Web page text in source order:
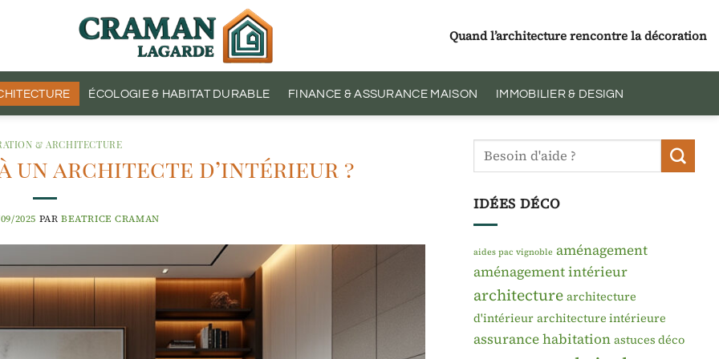
Quand l’architecture rencontre la décoration
ÉCOLOGIE & HABITAT DURABLE FINANCE & ASSURANCE MAISON IMMOBILIER & DESIGN
& ARCHITECTURE
un architecte d’intérieur ?
2025 PAR BEATRICE CRAMAN
IDÉES DÉCO
aides pac vignoble aménagement
aménagement intérieur
architecture architecture
d'intérieur architecture intérieure
assurance habitation astuces déco